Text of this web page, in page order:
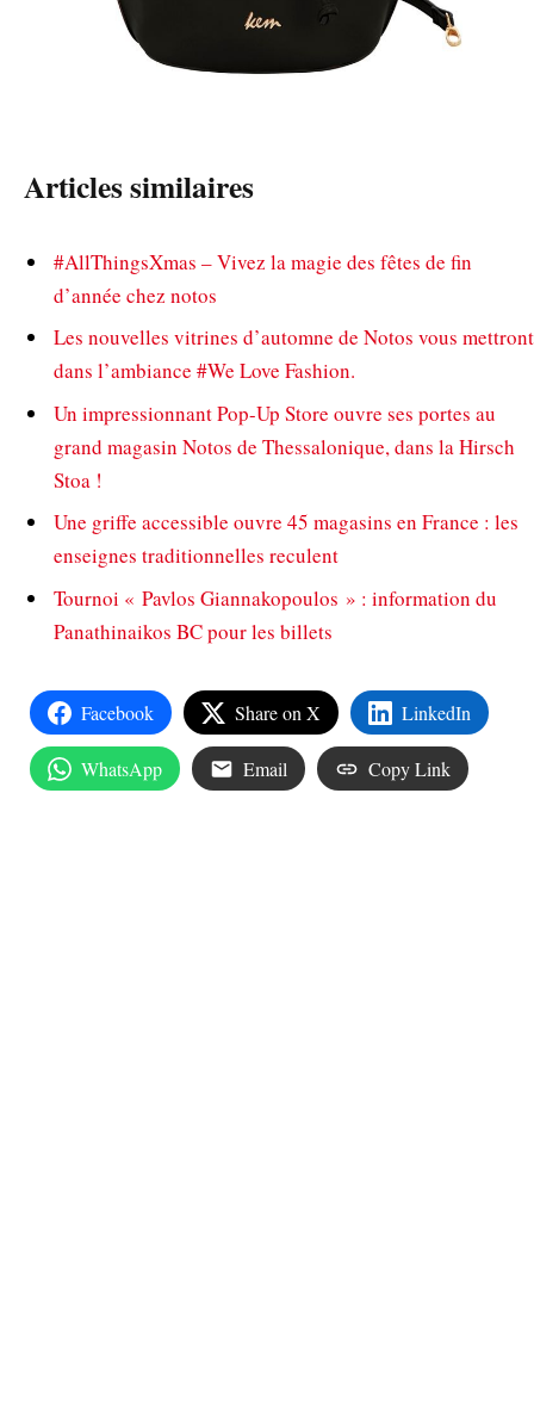
Articles similaires
#AllThingsXmas – Vivez la magie des fêtes de fin
d’année chez notos
Les nouvelles vitrines d’automne de Notos vous mettront
dans l’ambiance #We Love Fashion.
Un impressionnant Pop-Up Store ouvre ses portes au
grand magasin Notos de Thessalonique, dans la Hirsch
Stoa !
Une griffe accessible ouvre 45 magasins en France : les
enseignes traditionnelles reculent
Tournoi « Pavlos Giannakopoulos » : information du
Panathinaikos BC pour les billets
Facebook Share on X LinkedIn
WhatsApp Email Copy Link